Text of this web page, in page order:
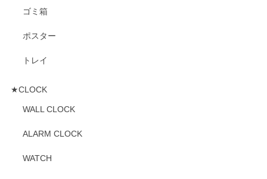
ゴミ箱
ポスター
トレイ
★CLOCK
WALL CLOCK
ALARM CLOCK
WATCH